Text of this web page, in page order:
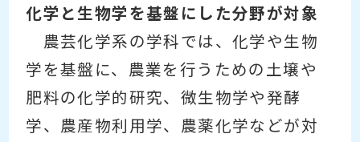
化学と生物学を基盤にした分野が対象
農芸化学系の学科では、化学や生物
学を基盤に、農業を行うための土壌や
肥料の化学的研究、微生物学や発酵
学、農産物利用学、農薬化学などが対